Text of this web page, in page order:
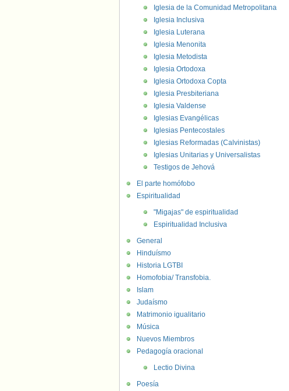
Iglesia de la Comunidad Metropolitana
Iglesia Inclusiva
Iglesia Luterana
Iglesia Menonita
Iglesia Metodista
Iglesia Ortodoxa
Iglesia Ortodoxa Copta
Iglesia Presbiteriana
Iglesia Valdense
Iglesias Evangélicas
Iglesias Pentecostales
Iglesias Reformadas (Calvinistas)
Iglesias Unitarias y Universalistas
Testigos de Jehová
El parte homófobo
Espiritualidad
"Migajas" de espiritualidad
Espiritualidad Inclusiva
General
Hinduísmo
Historia LGTBI
Homofobia/ Transfobia.
Islam
Judaísmo
Matrimonio igualitario
Música
Nuevos Miembros
Pedagogía oracional
Lectio Divina
Poesía